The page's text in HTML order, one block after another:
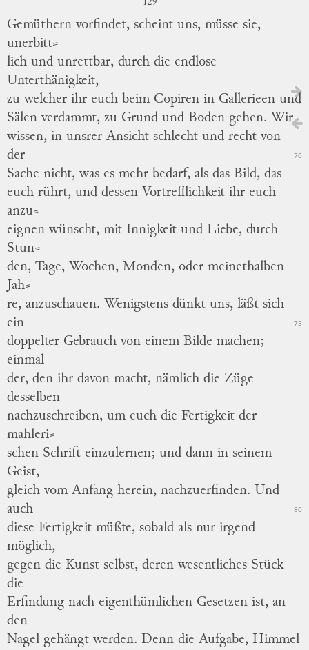
129
Gemüthern vorfindet, scheint uns, müsse sie,
unerbitt⸗
lich und unrettbar, durch die endlose
Unterthänigkeit,
zu welcher ihr euch beim Copiren in Gallerieen und
Sälen verdammt, zu Grund und Boden gehen. Wir
wissen, in unsrer Ansicht schlecht und recht von
der
70
Sache nicht, was es mehr bedarf, als das Bild, das
euch rührt, und dessen Vortrefflichkeit ihr euch
anzu⸗
eignen wünscht, mit Innigkeit und Liebe, durch
Stun⸗
den, Tage, Wochen, Monden, oder meinethalben
Jah⸗
re, anzuschauen. Wenigstens dünkt uns, läßt sich
ein
75
doppelter Gebrauch von einem Bilde machen;
einmal
der, den ihr davon macht, nämlich die Züge
desselben
nachzuschreiben, um euch die Fertigkeit der
mahleri⸗
schen Schrift einzulernen; und dann in seinem
Geist,
gleich vom Anfang herein, nachzuerfinden. Und
auch
80
diese Fertigkeit müßte, sobald als nur irgend
möglich,
gegen die Kunst selbst, deren wesentliches Stück
die
Erfindung nach eigenthümlichen Gesetzen ist, an
den
Nagel gehängt werden. Denn die Aufgabe, Himmel